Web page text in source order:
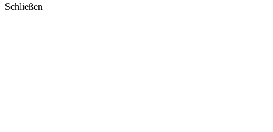
Schließen